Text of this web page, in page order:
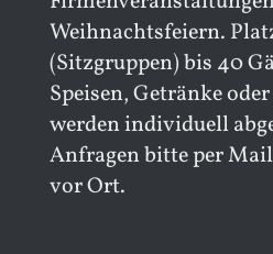
Weihnachtsfeiern.
(Sitzgruppen) bis 40
Speisen, Getränke
werden individuell
Anfragen bitte per
vor Ort.